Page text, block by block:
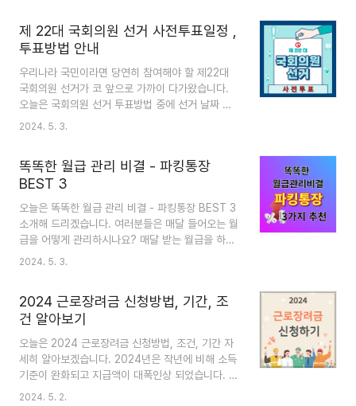
청방법 알아보겠습니다. 신용부부전용 주택구입자
금 주택도시기금에서는 신혼집 구입비용이 고민인
립니다. 대출내용에 대한 내용은 다음과 같습니
다. 신청기간 : 상시모집신청방법 : 전화, 방문지원
형태 : 대출지원지역 : 전국 지원대상 1. 부부
합산 연소득 8.5천만 원 이하, 순자산가액 4.69억
우자, 대출 접수..
제 22대 국회의원 선거 사전투표일정 ,
투표방법 안내
우리나라 국민이라면 당연히 참여해야 할 제22대
국회의원 선거가 코 앞으로 가까이 다가왔습니다.
오늘은 국회의원 선거 투표방법 중에 선거 날짜 전
에 미리 투표권을 행사할 수 있는 사전투표 일정과
일로 재•보궐선거와 동시 실시합니다.투표시간
06:00 - 18:00투표장소 지정된 내 투표소선거
4월 11일에 태어난 사람까지 포함됩니다.준비물
주민등록증, 여권, 운전면허증, 공무원증, 전자증명
서, 국가기술자격증(산업인력공단), 각급 학교의 학
생증(사립학교포함)등 관공서 또는 공공기관이 발행
2024. 5. 3.
똑똑한 월급 관리 비결 - 파킹통장
BEST 3
오늘은 똑똑한 월급 관리 비결 - 파킹통장 BEST 3
소개해 드리겠습니다. 여러분들은 매달 들어오는 월
급을 어떻게 관리하시나요? 매달 받는 월급을 하루
만 통장에 넣어 두어도 이자를 주는 CMA통장 많이
알아보다가 이자율이 좋아서 월급을 넣어두기 좋은
일명 파킹통장이라 일컫는 좋은 상품 3가지 알게 되
어 소개해 드리고자 합니다. 파킹통장이란? 파킹통
장은 금액을 언제든 넣다 뺐다 할 수 있는 고금리 입
출금 통장을 말합니다. 하루만 보관해도 이자를 받
을 수 있는 꿀통장입니다. 저는 월급을 받으면 다음
카드값이 나가기 전까지 보관하는 용도로 사용하고
2024. 5. 3.
2024 근로장려금 신청방법, 기간, 조
건 알아보기
오늘은 2024 근로장려금 신청방법, 조건, 기간 자
세히 알아보겠습니다. 2024년은 작년에 비해 소득
기준이 완화되고 지급액이 대폭인상 되었습니다. 작
년에 못 받으신 분들이라도 올 해는 내가 해당이 되
2024. 5. 2.